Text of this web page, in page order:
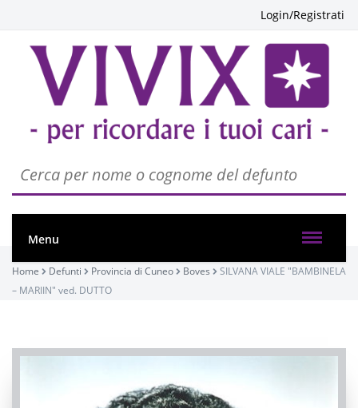
Login/Registrati
Menu
Home Defunti Provincia di Cuneo Boves
SILVANA VIALE "BAMBINELA
– MARIIN" ved. DUTTO